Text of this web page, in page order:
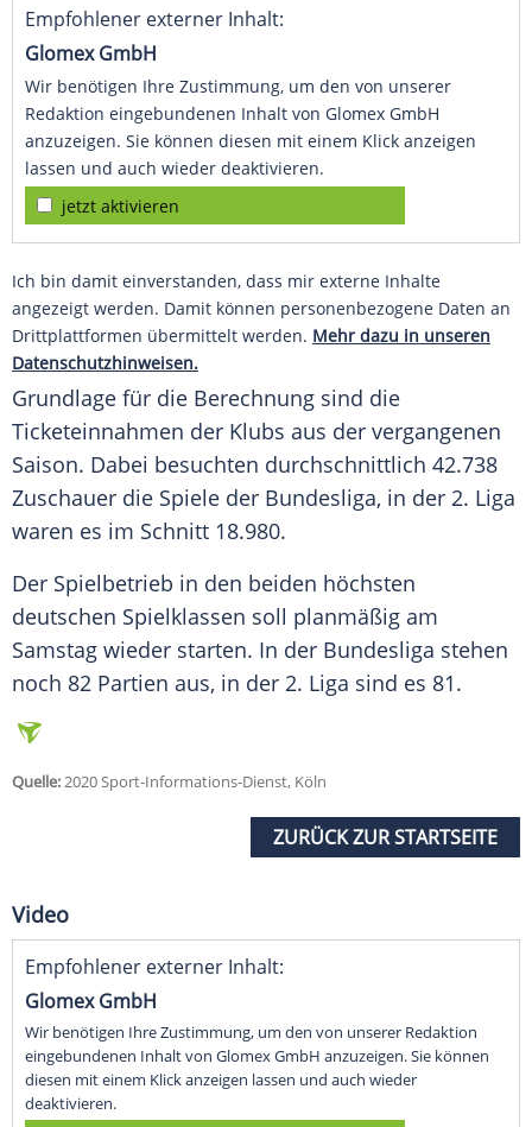
Empfohlener externer Inhalt:
Glomex GmbH
Wir benötigen Ihre Zustimmung, um den von unserer
Redaktion eingebundenen Inhalt von Glomex GmbH
anzuzeigen. Sie können diesen mit einem Klick anzeigen
lassen und auch wieder deaktivieren.
jetzt aktivieren
Ich bin damit einverstanden, dass mir externe Inhalte
angezeigt werden. Damit können personenbezogene Daten an
Drittplattformen übermittelt werden. Mehr dazu in unseren
Datenschutzhinweisen.
Grundlage für die Berechnung sind die
Ticketeinnahmen der Klubs aus der vergangenen
Saison. Dabei besuchten durchschnittlich 42.738
Zuschauer die Spiele der Bundesliga, in der 2. Liga
waren es im Schnitt 18.980.
Der Spielbetrieb in den beiden höchsten
deutschen Spielklassen soll planmäßig am
Samstag wieder starten. In der Bundesliga stehen
noch 82 Partien aus, in der 2. Liga sind es 81.
Quelle:2020 Sport-Informations-Dienst, Köln
ZURÜCK ZUR STARTSEITE
Video
Empfohlener externer Inhalt:
Glomex GmbH
Wir benötigen Ihre Zustimmung, um den von unserer Redaktion
eingebundenen Inhalt von Glomex GmbH anzuzeigen. Sie können
diesen mit einem Klick anzeigen lassen und auch wieder
deaktivieren.